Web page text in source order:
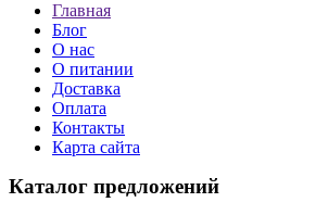
Главная
Блог
О нас
О питании
Доставка
Оплата
Контакты
Карта сайта
Каталог предложений